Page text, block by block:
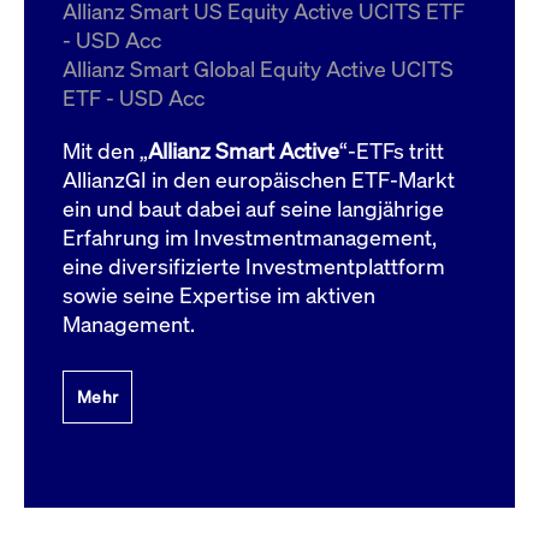
Allianz Smart US Equity Active UCITS ETF
- USD Acc
Allianz Smart Global Equity Active UCITS
ETF - USD Acc
Mit den „Allianz Smart Active“-ETFs tritt
AllianzGI in den europäischen ETF-Markt
ein und baut dabei auf seine langjährige
Erfahrung im Investmentmanagement,
eine diversifizierte Investmentplattform
sowie seine Expertise im aktiven
Management.
Mehr
ApplicationGatewayAffinityCORS
boerse.com
Domain
bis